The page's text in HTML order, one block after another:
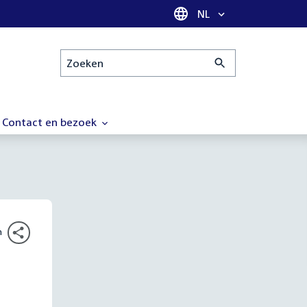
Taal selectie
NL
Zoeken
Contact en bezoek